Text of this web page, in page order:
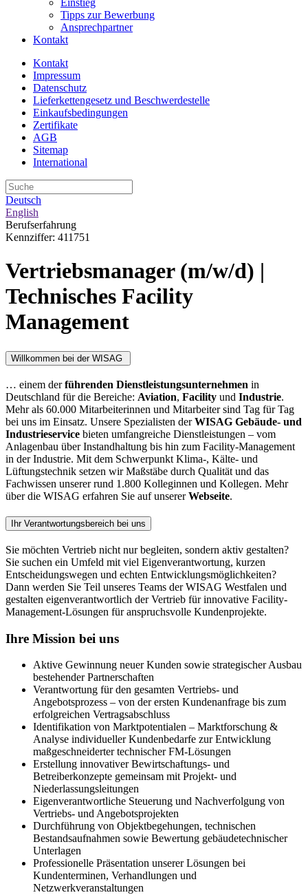
Einstieg
Tipps zur Bewerbung
Ansprechpartner
Kontakt
Kontakt
Impressum
Datenschutz
Lieferkettengesetz und Beschwerdestelle
Einkaufsbedingungen
Zertifikate
AGB
Sitemap
International
Deutsch
English
Berufserfahrung
Kennziffer: 411751
Vertriebsmanager (m/w/d) |
Technisches Facility
Management
Willkommen bei der WISAG
… einem derführenden Dienstleistungsunternehmen in
Deutschland für die Bereiche: Aviation, Facility und Industrie.
Mehr als 60.000 Mitarbeiterinnen und Mitarbeiter sind Tag für Tag
bei uns im Einsatz. Unsere Spezialisten derWISAG Gebäude- und
Industrieservice bieten umfangreiche Dienstleistungen – vom
Anlagenbau über Instandhaltung bis hin zum Facility-Management
in der Industrie. Mit dem Schwerpunkt Klima-, Kälte- und
Lüftungstechnik setzen wir Maßstäbe durch Qualität und das
Fachwissen unserer rund 1.800 Kolleginnen und Kollegen. Mehr
über die WISAG erfahren Sie auf unsererWebseite.
Ihr Verantwortungsbereich bei uns
Sie möchten Vertrieb nicht nur begleiten, sondern aktiv gestalten?
Sie suchen ein Umfeld mit viel Eigenverantwortung, kurzen
Entscheidungswegen und echten Entwicklungsmöglichkeiten?
Dann werden Sie Teil unseres Teams der WISAG Westfalen und
gestalten eigenverantwortlich der Vertrieb für innovative Facility-
Management-Lösungen für anspruchsvolle Kundenprojekte.
Ihre Mission bei uns
Aktive Gewinnung neuer Kunden sowie strategischer Ausbau
bestehender Partnerschaften
Verantwortung für den gesamten Vertriebs- und
Angebotsprozess – von der ersten Kundenanfrage bis zum
erfolgreichen Vertragsabschluss
Identifikation von Marktpotentialen – Marktforschung &
Analyse individueller Kundenbedarfe zur Entwicklung
maßgeschneiderter technischer FM-Lösungen
Erstellung innovativer Bewirtschaftungs- und
Betreiberkonzepte gemeinsam mit Projekt- und
Niederlassungsleitungen
Eigenverantwortliche Steuerung und Nachverfolgung von
Vertriebs- und Angebotsprojekten
Durchführung von Objektbegehungen, technischen
Bestandsaufnahmen sowie Bewertung gebäudetechnischer
Unterlagen
Professionelle Präsentation unserer Lösungen bei
Kundenterminen, Verhandlungen und
Netzwerkveranstaltungen